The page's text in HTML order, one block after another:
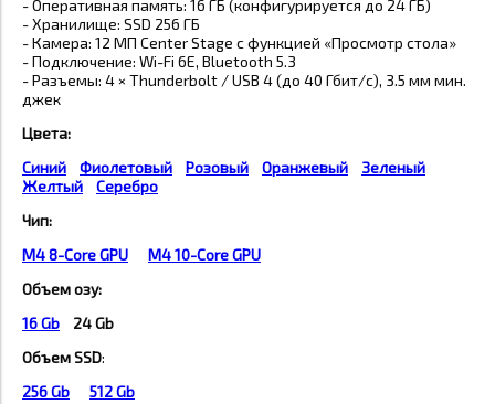
- Оперативная память: 16 ГБ (конфигурируется до 24 ГБ)
- Хранилище: SSD 256 ГБ
- Камера: 12 МП Center Stage с функцией «Просмотр стола»
- Подключение: Wi-Fi 6E, Bluetooth 5.3
- Разъемы: 4 × Thunderbolt / USB 4 (до 40 Гбит/с), 3.5 мм мин.
джек
Цвета:
Синий
Фиолетовый Розовый Оранжевый
Зеленый
Желтый
Серебро
Чип:
M4 8-Core GPU
M4 10-Core GPU
Объем озу:
16 Gb 24 Gb
Объем SSD:
256 Gb
512 Gb